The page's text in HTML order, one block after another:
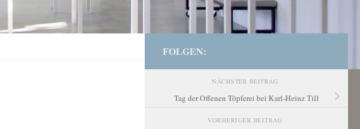
FOLGEN:
NÄCHSTER BEITRAG
Tag der Offenen Töpferei bei Karl-Heinz Till
VORHERIGER BEITRAG